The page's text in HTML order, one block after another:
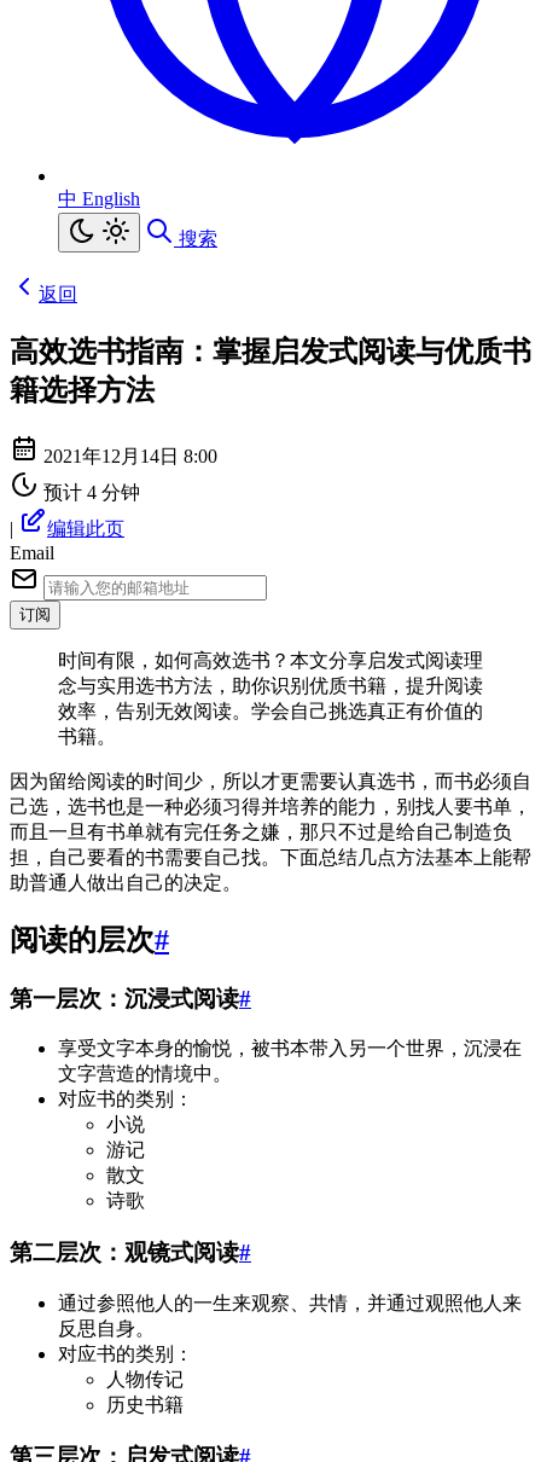
中 English
搜索
返回
高效选书指南：掌握启发式阅读与优质书
籍选择方法
2021年12月14日 8:00
预计 4 分钟
|
编辑此页
Email
订阅
时间有限，如何高效选书？本文分享启发式阅读理
念与实用选书方法，助你识别优质书籍，提升阅读
效率，告别无效阅读。学会自己挑选真正有价值的
书籍。
因为留给阅读的时间少，所以才更需要认真选书，而书必须自
己选，选书也是一种必须习得并培养的能力，别找人要书单，
而且一旦有书单就有完任务之嫌，那只不过是给自己制造负
担，自己要看的书需要自己找。下面总结几点方法基本上能帮
助普通人做出自己的决定。
阅读的层次#
第一层次：沉浸式阅读#
享受文字本身的愉悦，被书本带入另一个世界，沉浸在
文字营造的情境中。
对应书的类别：
小说
游记
散文
诗歌
第二层次：观镜式阅读#
通过参照他人的一生来观察、共情，并通过观照他人来
反思自身。
对应书的类别：
人物传记
历史书籍
第三层次：启发式阅读#